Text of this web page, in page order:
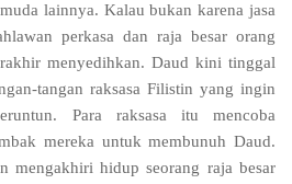
lainnya. Kalau bukan karena jasa
perkasa dan raja besar orang
menyedihkan. Daud kini tinggal
tangan raksasa Filistin yang ingin
Para raksasa itu mencoba
mereka untuk membunuh Daud.
mengakhiri hidup seorang raja besar